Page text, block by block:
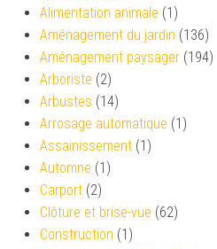
Alimentation animale (1)
Aménagement du jardin (136)
Aménagement paysager (194)
Arboriste (2)
Arbustes (14)
Arrosage automatique (1)
Assainissement (1)
Automne (1)
Carport (2)
Clôture et brise-vue (62)
Construction (1)